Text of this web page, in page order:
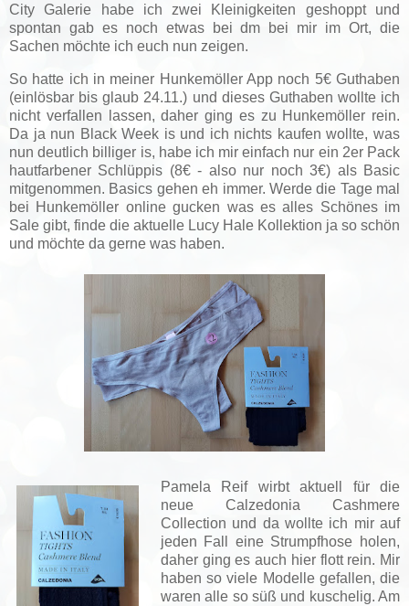
City Galerie habe ich zwei Kleinigkeiten geshoppt und
spontan gab es noch etwas bei dm bei mir im Ort, die
Sachen möchte ich euch nun zeigen.
So hatte ich in meiner Hunkemöller App noch 5€ Guthaben
(einlösbar bis glaub 24.11.) und dieses Guthaben wollte ich
nicht verfallen lassen, daher ging es zu Hunkemöller rein.
Da ja nun Black Week is und ich nichts kaufen wollte, was
nun deutlich billiger is, habe ich mir einfach nur ein 2er Pack
hautfarbener Schlüppis (8€ - also nur noch 3€) als Basic
mitgenommen. Basics gehen eh immer. Werde die Tage mal
bei Hunkemöller online gucken was es alles Schönes im
Sale gibt, finde die aktuelle Lucy Hale Kollektion ja so schön
und möchte da gerne was haben.
Pamela Reif wirbt aktuell für die
neue Calzedonia Cashmere
Collection und da wollte ich mir auf
jeden Fall eine Strumpfhose holen,
daher ging es auch hier flott rein. Mir
haben so viele Modelle gefallen, die
waren alle so süß und kuschelig. Am